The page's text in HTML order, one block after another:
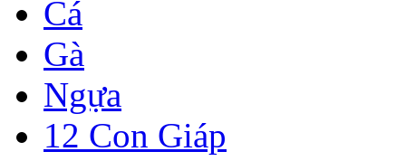
Cá
Gà
Ngựa
12 Con Giáp